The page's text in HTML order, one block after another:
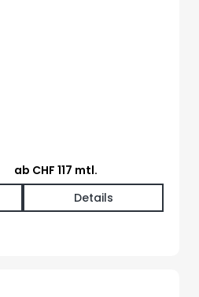
ab CHF 117 mtl.
Details